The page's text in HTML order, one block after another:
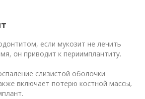
если мукозит не лечить
он приводит к периимплантиту.
слизистой оболочки
включает потерю костной массы,